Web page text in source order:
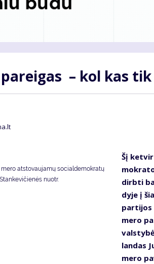
– kol kas
atstovaujamų socialdemokratų
nuotr.
Šį
dirb­ti
dy­je į
par­ti­jos
me­ro
lan­das
me­ro